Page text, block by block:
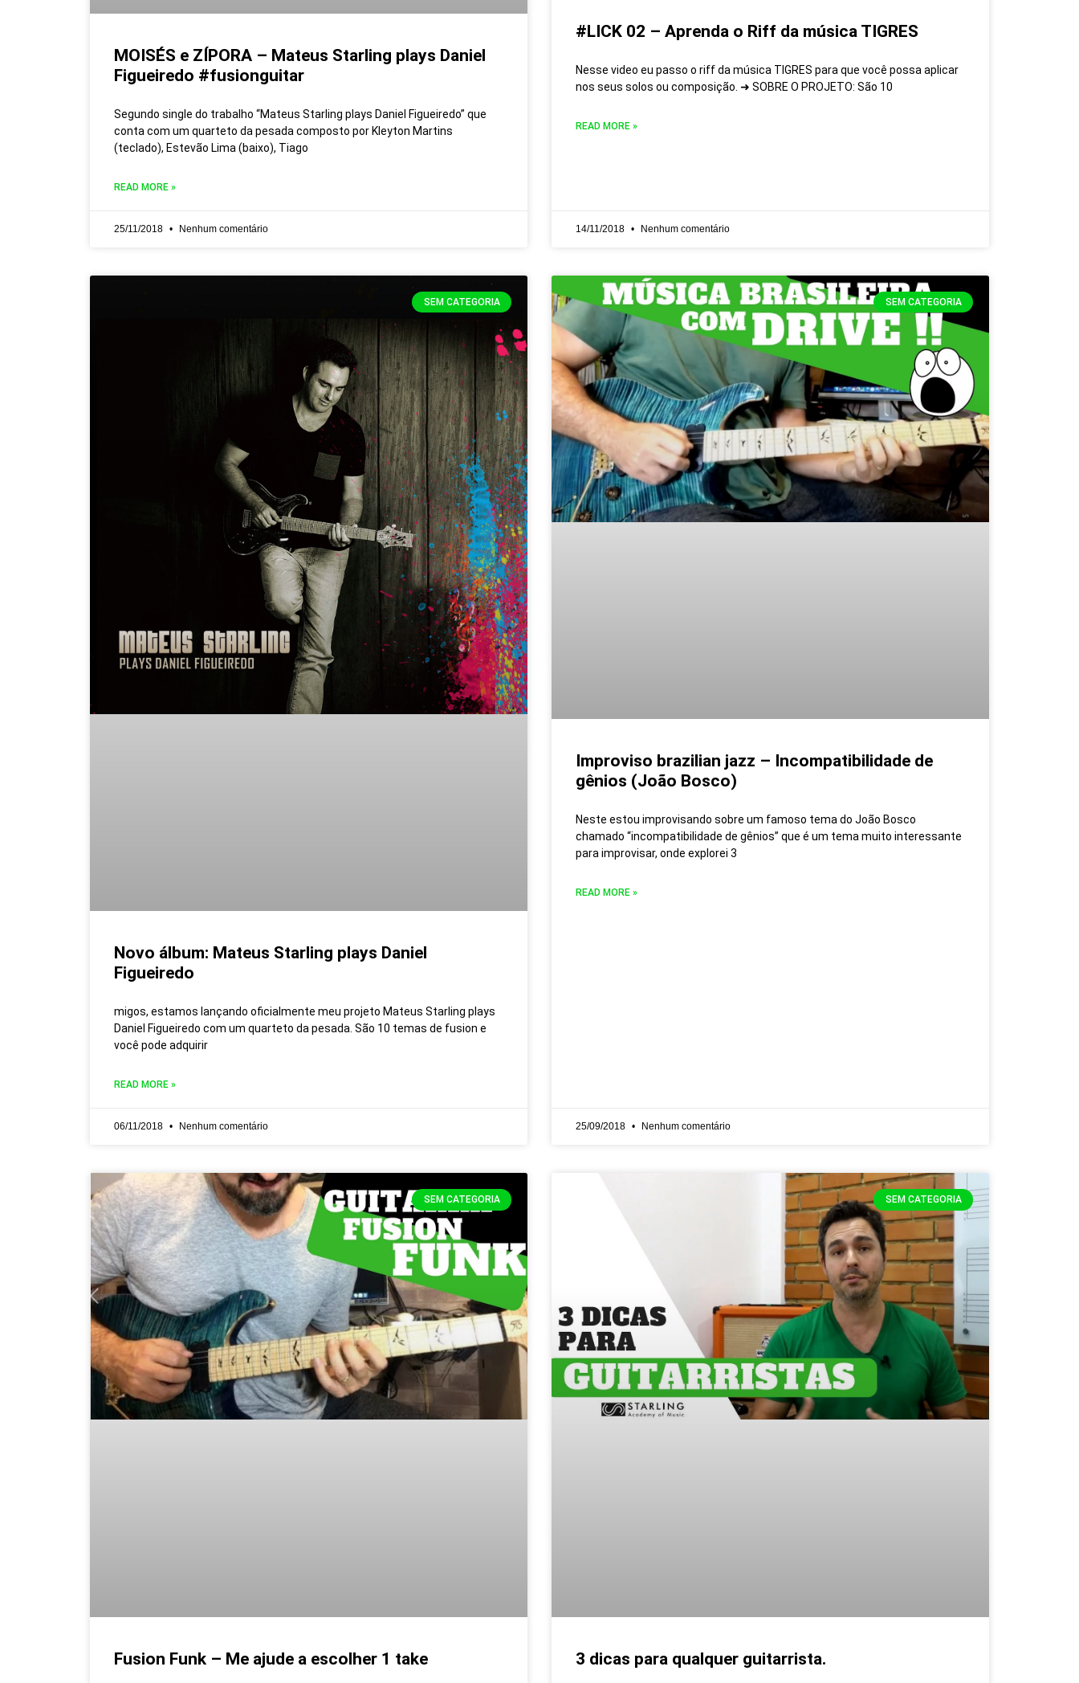
MOISÉS e ZÍPORA – Mateus Starling plays Daniel
Figueiredo #fusionguitar
Segundo single do trabalho “Mateus Starling plays Daniel Figueiredo” que
conta com um quarteto da pesada composto por Kleyton Martins
(teclado), Estevão Lima (baixo), Tiago
READ MORE »
25/11/2018 Nenhum comentário
#LICK 02 – Aprenda o Riff da música TIGRES
Nesse video eu passo o riff da música TIGRES para que você possa aplicar
nos seus solos ou composição. ➜ SOBRE O PROJETO: São 10
READ MORE »
14/11/2018 Nenhum comentário
SEM CATEGORIA
Novo álbum: Mateus Starling plays Daniel
Figueiredo
migos, estamos lançando oficialmente meu projeto Mateus Starling plays
Daniel Figueiredo com um quarteto da pesada. São 10 temas de fusion e
você pode adquirir
READ MORE »
06/11/2018 Nenhum comentário
SEM CATEGORIA
Improviso brazilian jazz – Incompatibilidade de
gênios (João Bosco)
Neste estou improvisando sobre um famoso tema do João Bosco
chamado “incompatibilidade de gênios” que é um tema muito interessante
para improvisar, onde explorei 3
READ MORE »
25/09/2018 Nenhum comentário
SEM CATEGORIA
Fusion Funk – Me ajude a escolher 1 take
SEM CATEGORIA
3 dicas para qualquer guitarrista.